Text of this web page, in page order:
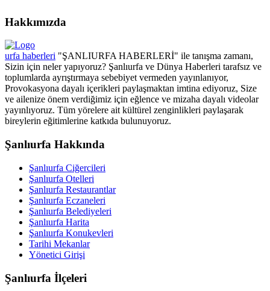
Hakkımızda
urfa haberleri "ŞANLIURFA HABERLERİ" ile tanışma zamanı,
Sizin için neler yapıyoruz? Şanlıurfa ve Dünya Haberleri tarafsız ve
toplumlarda ayrıştırmaya sebebiyet vermeden yayınlanıyor,
Provokasyona dayalı içerikleri paylaşmaktan imtina ediyoruz, Size
ve ailenize önem verdiğimiz için eğlence ve mizaha dayalı videolar
yayınlıyoruz. Tüm yörelere ait kültürel zenginlikleri paylaşarak
bireylerin eğitimlerine katkıda bulunuyoruz.
Şanlıurfa Hakkında
Şanlıurfa Ciğercileri
Şanlıurfa Otelleri
Şanlıurfa Restaurantlar
Şanlıurfa Eczaneleri
Şanlıurfa Belediyeleri
Şanlıurfa Harita
Şanlıurfa Konukevleri
Tarihi Mekanlar
Yönetici Girişi
Şanlıurfa İlçeleri